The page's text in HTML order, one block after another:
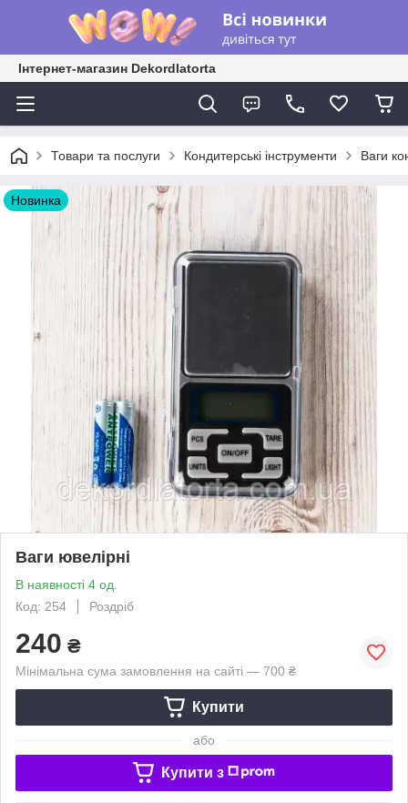
Інтернет-магазин Dekordlatorta
Товари та послуги Кондитерські інструменти Ваги
Новинка
Ваги ювелірні
В наявності 4 од.
Код: 254
Роздріб
240 ₴
Мінімальна сума замовлення на сайті — 700 ₴
Купити
або
Купити з